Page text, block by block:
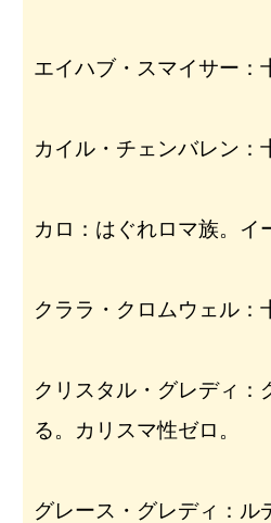
エイハブ・スマイサー：
カイル・チェンバレン：
カロ：はぐれロマ族。イ
クララ・クロムウェル：
クリスタル・グレディ：
る。カリスマ性ゼロ。
グレース・グレディ：ル